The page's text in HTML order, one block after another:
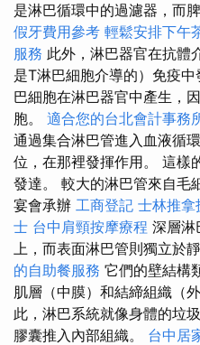
是淋巴循環中的過濾器，而
假牙費用參考 輕鬆安排下午
服務 此外，淋巴器官在抗體
是T淋巴細胞介導的）免疫中
巴細胞在淋巴器官中產生，
胞。 適合您的台北會計事務
通過集合淋巴管進入血液循
位，在那裡發揮作用。 這樣
發達。 較大的淋巴管來自毛
宴會承辦 工商登記 士林推拿
士 台中肩頸按摩療程 深層淋
上，而表面淋巴管則獨立於
的自助餐服務 它們的壁結構
肌層（中膜）和結締組織（
此，淋巴系統就像身體的垃
膠囊推入內部組織。 台中居